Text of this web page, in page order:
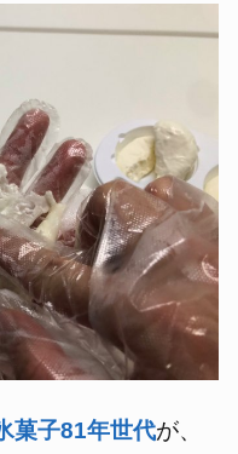
菓子81年世代が、